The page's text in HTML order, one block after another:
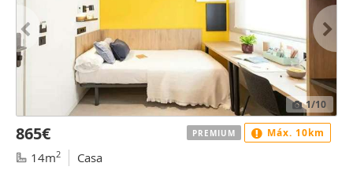
1/10
865€
14m2 Casa
PREMIUM Máx. 10km